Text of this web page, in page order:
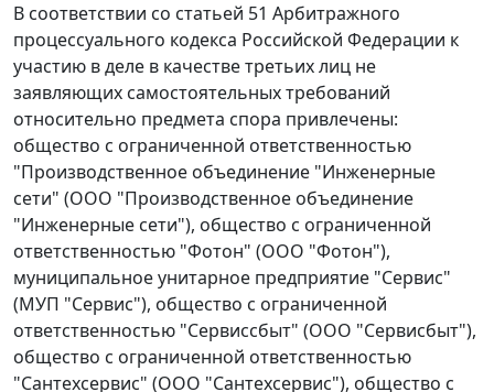
В соответствии со статьей 51 Арбитражного
процессуального кодекса Российской Федерации к
участию в деле в качестве третьих лиц не
заявляющих самостоятельных требований
относительно предмета спора привлечены:
общество с ограниченной ответственностью
"Производственное объединение "Инженерные
сети" (ООО "Производственное объединение
"Инженерные сети"), общество с ограниченной
ответственностью "Фотон" (ООО "Фотон"),
муниципальное унитарное предприятие "Сервис"
(МУП "Сервис"), общество с ограниченной
ответственностью "Сервиссбыт" (ООО "Сервисбыт"),
общество с ограниченной ответственностью
"Сантехсервис" (ООО "Сантехсервис"), общество с